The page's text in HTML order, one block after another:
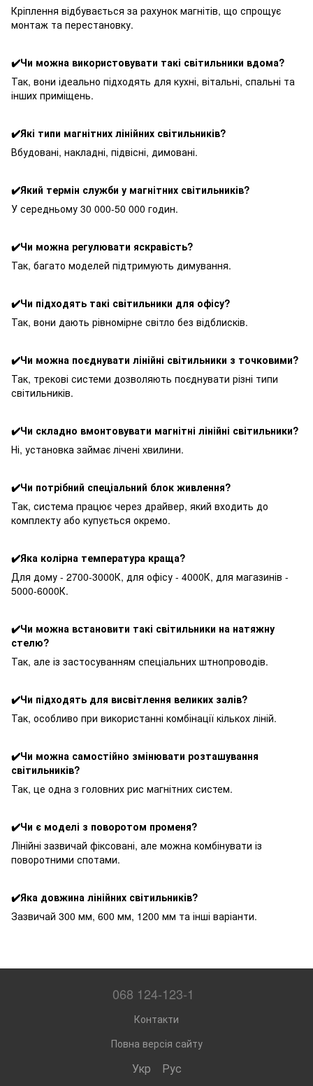
Кріплення відбувається за рахунок магнітів, що спрощує
монтаж та перестановку.
✔️Чи можна використовувати такі світильники вдома?
Так, вони ідеально підходять для кухні, вітальні, спальні та
інших приміщень.
✔️Які типи магнітних лінійних світильників?
Вбудовані, накладні, підвісні, димовані.
✔️Який термін служби у магнітних світильників?
У середньому 30 000-50 000 годин.
✔️Чи можна регулювати яскравість?
Так, багато моделей підтримують димування.
✔️Чи підходять такі світильники для офісу?
Так, вони дають рівномірне світло без відблисків.
✔️Чи можна поєднувати лінійні світильники з точковими?
Так, трекові системи дозволяють поєднувати різні типи
світильників.
✔️Чи складно вмонтовувати магнітні лінійні світильники?
Ні, установка займає лічені хвилини.
✔️Чи потрібний спеціальний блок живлення?
Так, система працює через драйвер, який входить до
комплекту або купується окремо.
✔️Яка колірна температура краща?
Для дому - 2700-3000К, для офісу - 4000К, для магазинів -
5000-6000К.
✔️Чи можна встановити такі світильники на натяжну
стелю?
Так, але із застосуванням спеціальних штнопроводів.
✔️Чи підходять для висвітлення великих залів?
Так, особливо при використанні комбінації кількох ліній.
✔️Чи можна самостійно змінювати розташування
світильників?
Так, це одна з головних рис магнітних систем.
✔️Чи є моделі з поворотом променя?
Лінійні зазвичай фіксовані, але можна комбінувати із
поворотними спотами.
✔️Яка довжина лінійних світильників?
Зазвичай 300 мм, 600 мм, 1200 мм та інші варіанти.
068 124-123-1
Контакти
Повна версія сайту
Укр Рус